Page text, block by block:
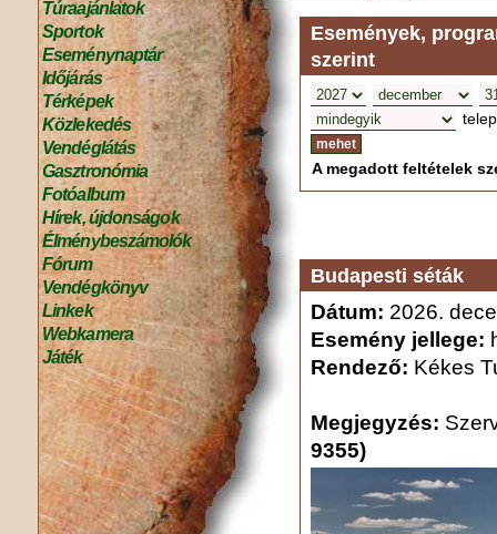
Túraajánlatok
Sportok
Eseménynaptár
Időjárás
Térképek
Közlekedés
Vendéglátás
Gasztronómia
Fotóalbum
Hírek, újdonságok
Élménybeszámolók
Fórum
Vendégkönyv
Linkek
Webkamera
Játék
Események,
szerint
A megadott feltételek
Budapesti séták
Dátum: 2026.
Esemény jellege:
Rendező: Kékes
Megjegyzés:
9355)